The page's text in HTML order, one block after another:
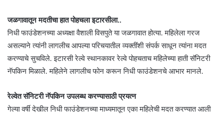
जळगावातून मदतीचा हात पोहचला इटारसीला..
निधी फाउंडेशनच्या अध्यक्षा वैशाली विसपुते या जळगावात होत्या. महिलेला गरज
असल्याने त्यांनी लागलीच आपल्या परिचयातील व्यक्तींशी संपर्क साधून त्यांना मदत
करण्याचे सुचविले. इटारसी रेल्वे स्थानकावर रेल्वे पोहचताच महिलेच्या हाती सॅनिटरी
नॅपकिन मिळाले. महिलेने लागलीच फोन करून निधी फाउंडेशनचे आभार मानले.
रेल्वेत सॅनिटरी नॅपकिन उपलब्ध करण्यासाठी प्रयत्न
गेल्या वर्षी देखील निधी फाउंडेशनच्या माध्यमातून एका महिलेची मदत करण्यात आली